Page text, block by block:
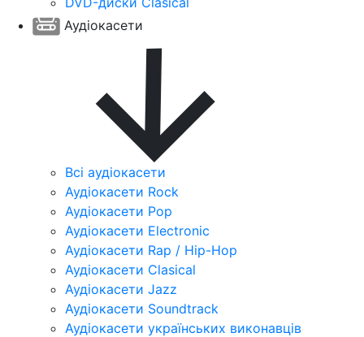
Аудіокасети
Всі аудіокасети
Аудіокасети Rock
Аудіокасети Pop
Аудіокасети Electronic
Аудіокасети Rap / Hip-Hop
Аудіокасети Clasical
Аудіокасети Jazz
Аудіокасети Soundtrack
Аудіокасети українських виконавців